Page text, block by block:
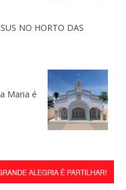
NO HORTO DAS
Maria é